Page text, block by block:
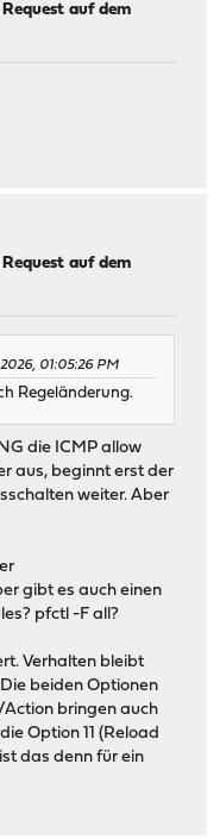
auf dem
auf dem
01:05:26 PM
Regeländerung.
die ICMP allow
aus, beginnt erst der
weiter. Aber
gibt es auch einen
pfctl -F all?
Verhalten bleibt
beiden Optionen
bringen auch
Option 11 (Reload
das denn für ein